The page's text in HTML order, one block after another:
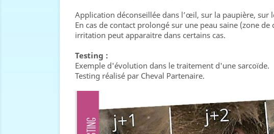
Application déconseillée dans l’œil, sur la paupière, sur
En cas de contact prolongé sur une peau saine (zone
irritation peut apparaitre dans certains cas.
Testing :
Exemple d'évolution dans le traitement d'une sarcoïde.
Testing réalisé par Cheval Partenaire.